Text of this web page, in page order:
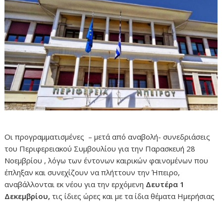
Οι προγραμματισμένες – μετά από αναβολή- συνεδριάσεις
του Περιφερειακού Συμβουλίου για την Παρασκευή 28
Νοεμβρίου , λόγω των έντονων καιρικών φαινομένων που
έπληξαν και συνεχίζουν να πλήττουν την Ήπειρο,
αναβάλλονται εκ νέου για την ερχόμενη Δευτέρα 1
Δεκεμβρίου, τις ίδιες ώρες και με τα ίδια θέματα Ημερήσιας